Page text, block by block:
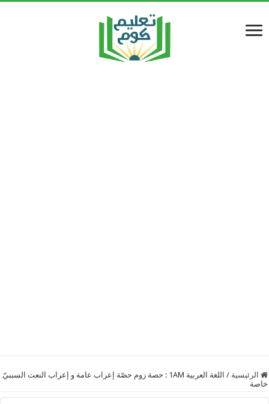
الرئيسية /
اللغة العربية 1AM : حصة زوم حصّة إعراب عامة و إعراب النعت السببيّ
خاصة